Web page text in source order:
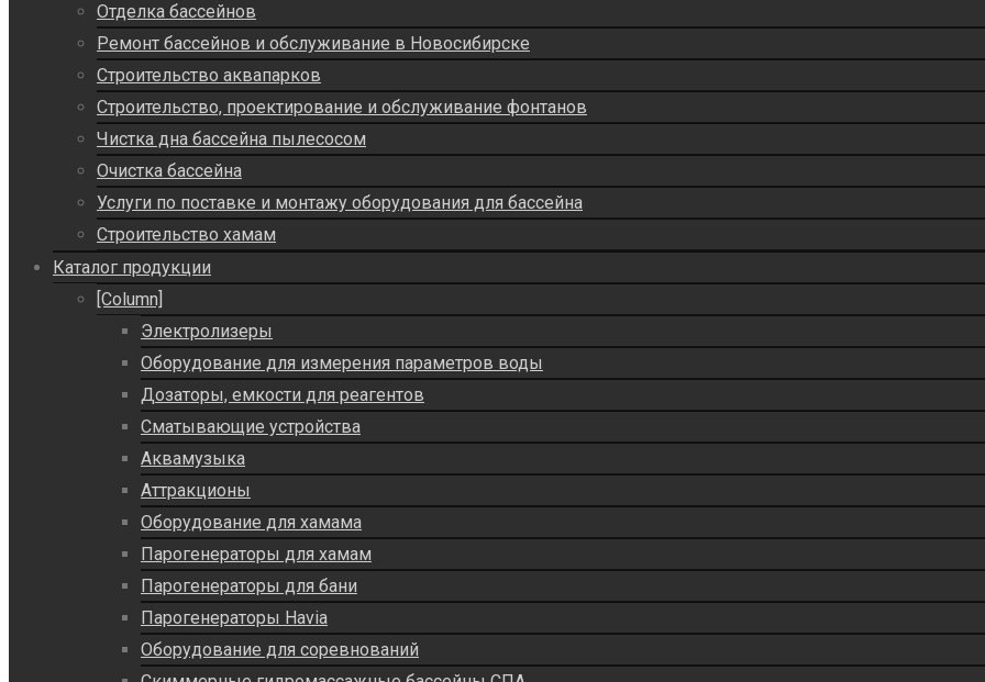
Отделка бассейнов
Ремонт бассейнов и обслуживание в Новосибирске
Строительство аквапарков
Строительство, проектирование и обслуживание фонтанов
Чистка дна бассейна пылесосом
Очистка бассейна
Услуги по поставке и монтажу оборудования для бассейна
Строительство хамам
Каталог продукции
[Column]
Электролизеры
Оборудование для измерения параметров воды
Дозаторы, емкости для реагентов
Сматывающие устройства
Аквамузыка
Аттракционы
Оборудование для хамама
Парогенераторы для хамам
Парогенераторы для бани
Парогенераторы Havia
Оборудование для соревнований